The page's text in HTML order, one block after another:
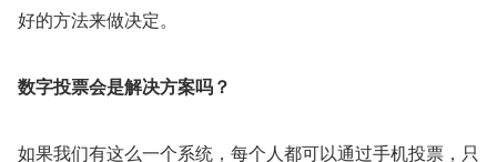
好的方法来做决定。
数字投票会是解决方案吗？
如果我们有这么一个系统，每个人都可以通过手机投票，只